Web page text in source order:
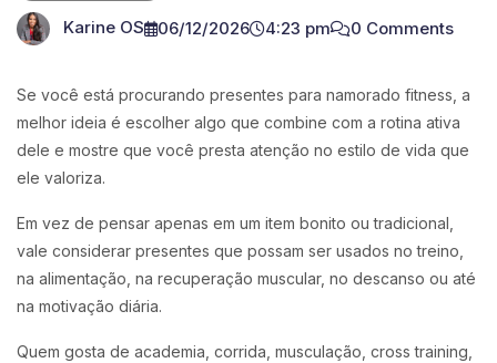
Karine OS 06/12/2026 4:23 pm 0 Comments
Se você está procurando presentes para namorado fitness, a
melhor ideia é escolher algo que combine com a rotina ativa
dele e mostre que você presta atenção no estilo de vida que
ele valoriza.
Em vez de pensar apenas em um item bonito ou tradicional,
vale considerar presentes que possam ser usados no treino,
na alimentação, na recuperação muscular, no descanso ou até
na motivação diária.
Quem gosta de academia, corrida, musculação, cross training,